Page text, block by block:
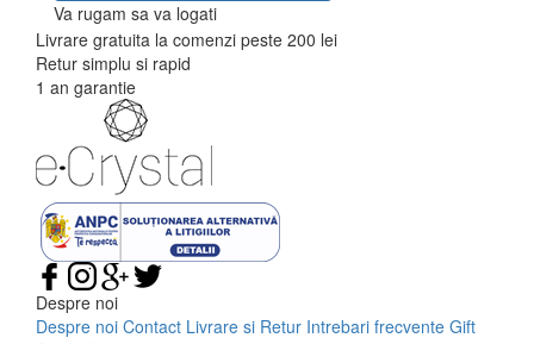
Va rugam sa va logati
Livrare gratuita la comenzi peste 200 lei
Retur simplu si rapid
1 an garantie
Despre noi
Despre noi Contact Livrare si Retur Intrebari frecvente Gift